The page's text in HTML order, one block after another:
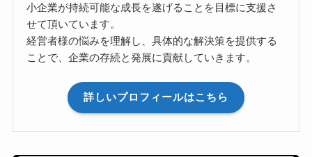
小企業が持続可能な成長を遂げることを目標に支援さ
せて頂いています。
経営者様の悩みを理解し、具体的な解決策を提供する
ことで、企業の存続と発展に貢献していきます。
詳しいプロフィールはこちら